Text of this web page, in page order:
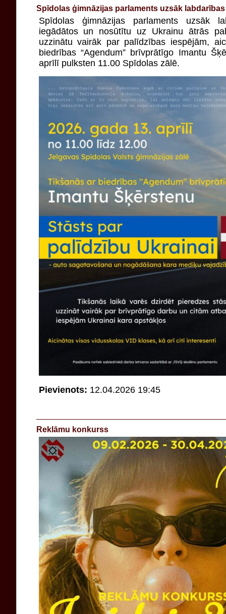
Spīdolas ģimnāzijas parlaments uzsāk
Spīdolas ģimnāzijas parlaments uzsāk
iegādātos un nosūtītu uz Ukrainu ātrās
uzzinātu vairāk par palīdzības iespējām,
biedrības “Agendum” brīvprātīgo Imantu
aprīlī pulksten 11.00 Spīdolas zālē.
Pievienots: 12.04.2026 19:45
Reklāmu konkurss